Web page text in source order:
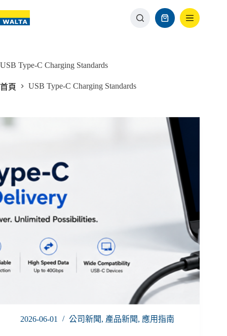
USB Type-C Charging Standards
首頁 USB Type-C Charging Standards
2026-06-01 公司新聞, 產品新聞, 應用指南